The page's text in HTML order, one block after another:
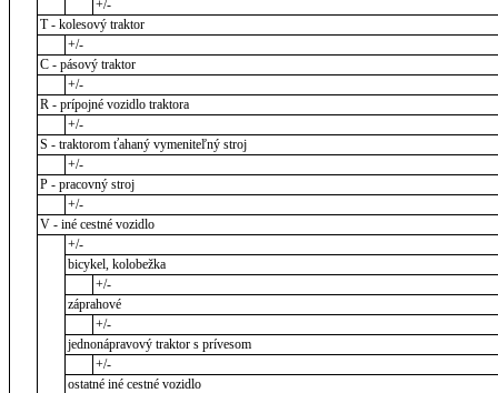
+/-
T - kolesový traktor
+/-
C - pásový traktor
+/-
R - prípojné vozidlo traktora
+/-
S - traktorom ťahaný vymeniteľný stroj
+/-
P - pracovný stroj
+/-
V - iné cestné vozidlo
+/-
bicykel, kolobežka
+/-
záprahové
+/-
jednonápravový traktor s prívesom
+/-
ostatné iné cestné vozidlo